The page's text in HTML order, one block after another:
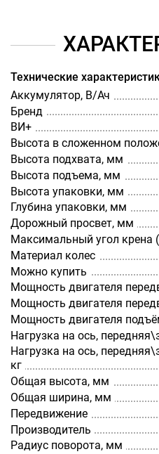
Технические
Аккумулятор, В/Ач
Бренд
ВИ+
Высота в сложенном
Высота подхвата, мм
Высота подъема, мм
Высота упаковки, мм
Глубина упаковки, мм
Дорожный просвет, мм
Максимальный угол крена
Материал колес
Можно купить
Мощность двигателя
Мощность двигателя
Мощность двигателя
Нагрузка на ось,
Нагрузка на ось,
кг
Общая высота, мм
Общая ширина, мм
Передвижение
Производитель
Радиус поворота, мм